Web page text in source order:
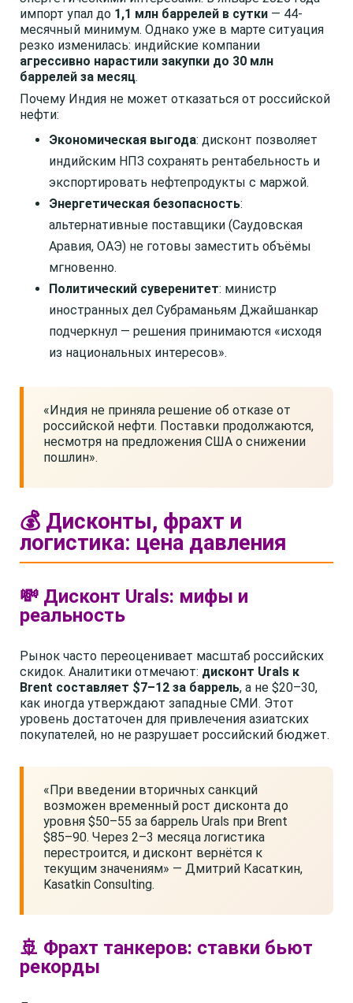
импорт упал до 1,1 млн баррелей в сутки — 44-
месячный минимум. Однако уже в марте ситуация
резко изменилась: индийские компании
агрессивно нарастили закупки до 30 млн
баррелей за месяц.
Почему Индия не может отказаться от российской
нефти:
Экономическая выгода: дисконт позволяет
индийским НПЗ сохранять рентабельность и
экспортировать нефтепродукты с маржой.
Энергетическая безопасность:
альтернативные поставщики (Саудовская
Аравия, ОАЭ) не готовы заместить объёмы
мгновенно.
Политический суверенитет: министр
иностранных дел Субраманьям Джайшанкар
подчеркнул — решения принимаются «исходя
из национальных интересов».
«Индия не приняла решение об отказе от
российской нефти. Поставки продолжаются,
несмотря на предложения США о снижении
пошлин».
💰 Дисконты, фрахт и
логистика: цена давления
💸 Дисконт Urals: мифы и
реальность
Рынок часто переоценивает масштаб российских
скидок. Аналитики отмечают: дисконт Urals к
Brent составляет $7–12 за баррель, а не $20–30,
как иногда утверждают западные СМИ. Этот
уровень достаточен для привлечения азиатских
покупателей, но не разрушает российский бюджет.
«При введении вторичных санкций
возможен временный рост дисконта до
уровня $50–55 за баррель Urals при Brent
$85–90. Через 2–3 месяца логистика
перестроится, и дисконт вернётся к
текущим значениям» — Дмитрий Касаткин,
Kasatkin Consulting.
🚢 Фрахт танкеров: ставки бьют
рекорды